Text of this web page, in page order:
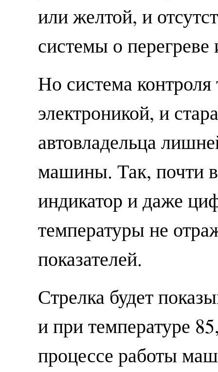
или желтой, и
системы о перегреве
Но система контроля
электроникой, и
автовладельца
машины. Так, почти
индикатор и даже
температуры не
показателей.
Стрелка будет
и при температуре
процессе работы